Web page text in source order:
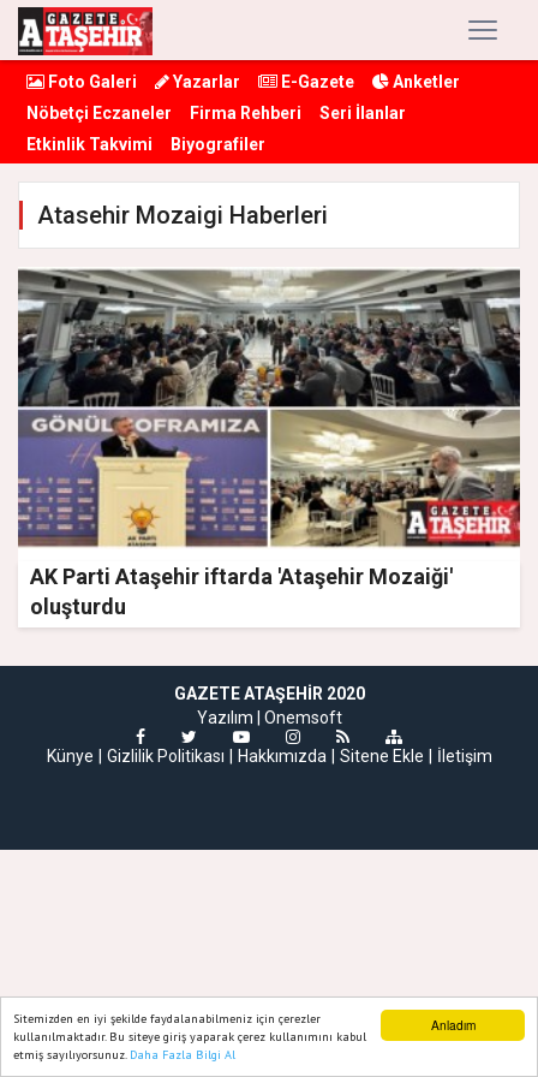
Anladım
Sitemizden en iyi şekilde faydalanabilmeniz için çerezler
kullanılmaktadır. Bu siteye giriş yaparak çerez kullanımını kabul
etmiş sayılıyorsunuz. Daha Fazla Bilgi Al
Foto Galeri Yazarlar E-Gazete
Anketler
Nöbetçi Eczaneler
Firma Rehberi
Seri İlanlar
Etkinlik Takvimi
Biyografiler
Atasehir Mozaigi Haberleri
AK Parti Ataşehir iftarda 'Ataşehir Mozaiği'
oluşturdu
GAZETE ATAŞEHIR 2020
Yazılım | Onemsoft
Künye
Gizlilik Politikası Hakkımızda Sitene Ekle İletişim
Ana Sayfa Web TV